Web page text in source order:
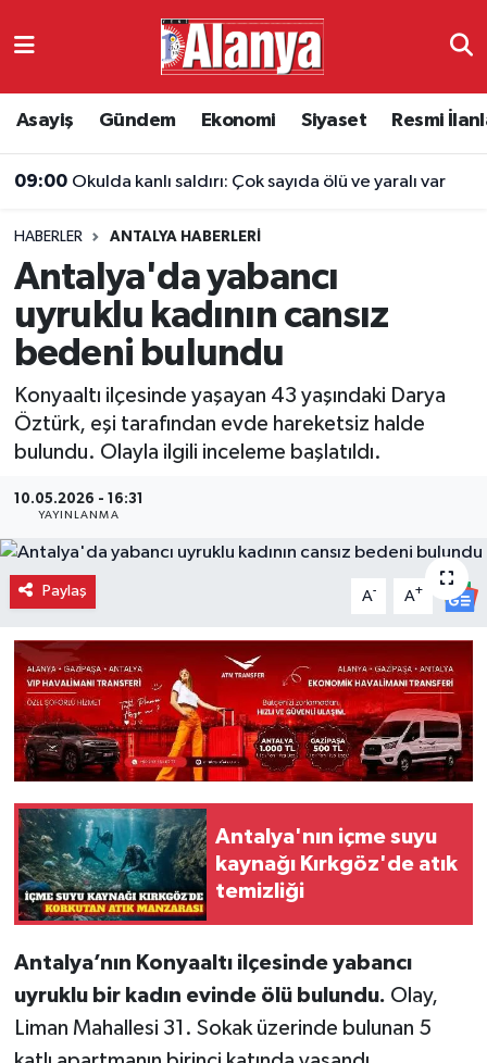
Asayiş Gündem Ekonomi Siyaset Resmi
09:00 Okulda kanlı saldırı: Çok sayıda ölü ve yaralı var
HABERLER ANTALYA HABERLERI
Antalya'da yabancı
uyruklu kadının cansız
bedeni bulundu
Konyaaltı ilçesinde yaşayan 43 yaşındaki Darya
Öztürk, eşi tarafından evde hareketsiz halde
bulundu. Olayla ilgili inceleme başlatıldı.
10.05.2026 - 16:31
YAYINLANMA
Paylaş A- A+
Antalya'nın içme suyu
kaynağı Kırkgöz'de atık
temizliği
Antalya’nın Konyaaltı ilçesinde yabancı
uyruklu bir kadın evinde ölü bulundu. Olay,
Liman Mahallesi 31. Sokak üzerinde bulunan 5
Ekonomi
Resmi İlanlar
Alanyaspor
Turizm
Antalya Namaz Vakitleri
Süper Lig Puan Durumu ve Fikstür
Tüm Manşetler
Son Dakika Haberleri